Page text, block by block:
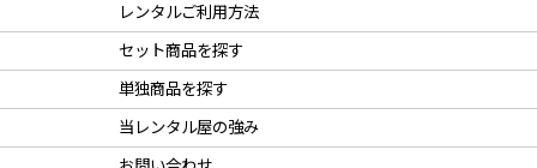
レンタルご利用方法
セット商品を探す
単独商品を探す
当レンタル屋の強み